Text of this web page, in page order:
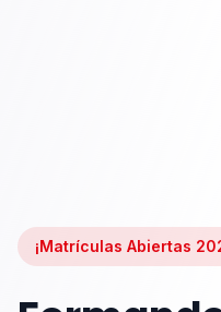
¡Matrículas Abiertas